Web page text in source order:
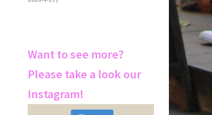
Want to see more?
Please take a look our
Instagram!